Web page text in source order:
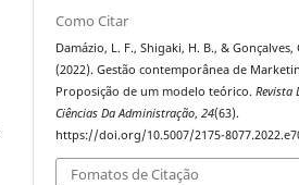
Como Citar
Damázio, L. F., Shigaki, H. B., & Gonçalves,
(2022). Gestão contemporânea de
Proposição de um modelo teórico.Revista
Ciências Da Administração,24(63).
https://doi.org/10.5007/2175-
Fomatos de Citação